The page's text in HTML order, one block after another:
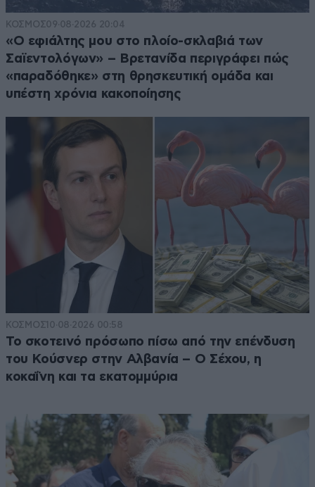
ΚΟΣΜΟΣ09·08·2026 20:04
«Ο εφιάλτης μου στο πλοίο-σκλαβιά των
Σαϊεντολόγων» – Βρετανίδα περιγράφει πώς
«παραδόθηκε» στη θρησκευτική ομάδα και
υπέστη χρόνια κακοποίησης
ΚΟΣΜΟΣ10·08·2026 00:58
Το σκοτεινό πρόσωπο πίσω από την επένδυση
του Κούσνερ στην Αλβανία – Ο Σέχου, η
κοκαΐνη και τα εκατομμύρια